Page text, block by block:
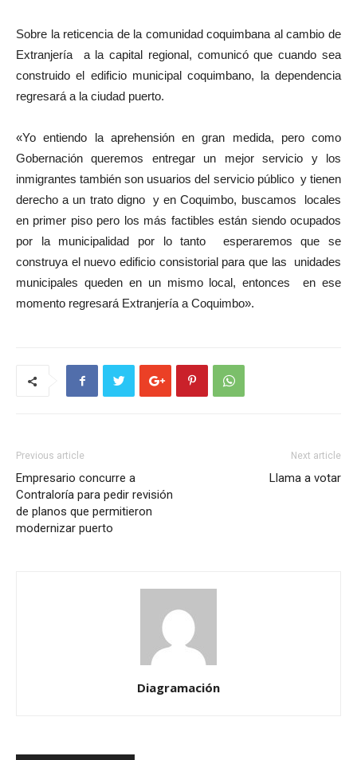
Sobre la reticencia de la comunidad coquimbana al cambio de
Extranjería a la capital regional, comunicó que cuando sea
construido el edificio municipal coquimbano, la dependencia
regresará a la ciudad puerto.
«Yo entiendo la aprehensión en gran medida, pero como
Gobernación queremos entregar un mejor servicio y los
inmigrantes también son usuarios del servicio público y tienen
derecho a un trato digno y en Coquimbo, buscamos locales
en primer piso pero los más factibles están siendo ocupados
por la municipalidad por lo tanto esperaremos que se
construya el nuevo edificio consistorial para que las unidades
municipales queden en un mismo local, entonces en ese
momento regresará Extranjería a Coquimbo».
Previous article
Empresario concurre a
Contraloría para pedir revisión
de planos que permitieron
modernizar puerto
Next article
Llama a votar
Diagramación